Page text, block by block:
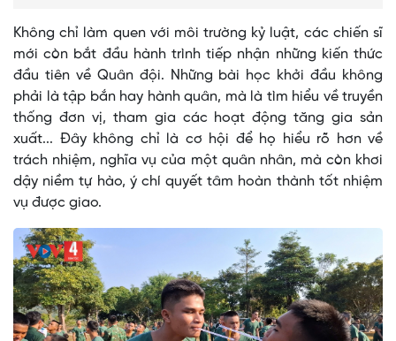
Không chỉ làm quen với môi trường kỷ luật, các chiến sĩ
mới còn bắt đầu hành trình tiếp nhận những kiến thức
đầu tiên về Quân đội. Những bài học khởi đầu không
phải là tập bắn hay hành quân, mà là tìm hiểu về truyền
thống đơn vị, tham gia các hoạt động tăng gia sản
xuất... Đây không chỉ là cơ hội để họ hiểu rõ hơn về
trách nhiệm, nghĩa vụ của một quân nhân, mà còn khơi
dậy niềm tự hào, ý chí quyết tâm hoàn thành tốt nhiệm
vụ được giao.